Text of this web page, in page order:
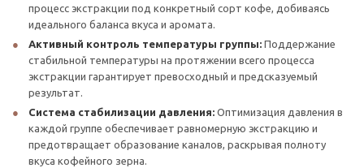
процесс экстракции под конкретный сорт кофе, добиваясь
идеального баланса вкуса и аромата.
Активный контроль температуры группы: Поддержание
стабильной температуры на протяжении всего процесса
экстракции гарантирует превосходный и предсказуемый
результат.
Система стабилизации давления: Оптимизация давления в
каждой группе обеспечивает равномерную экстракцию и
предотвращает образование каналов, раскрывая полноту
вкуса кофейного зерна.